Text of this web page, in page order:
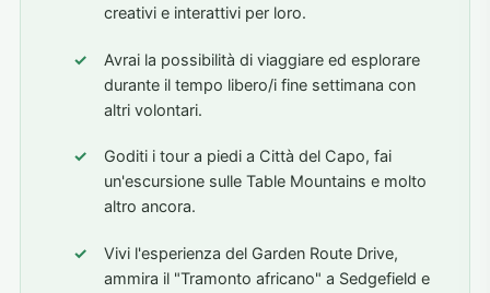
creativi e interattivi per loro.
Avrai la possibilità di viaggiare ed esplorare
durante il tempo libero/i fine settimana con
altri volontari.
Goditi i tour a piedi a Città del Capo, fai
un'escursione sulle Table Mountains e molto
altro ancora.
Vivi l'esperienza del Garden Route Drive,
ammira il "Tramonto africano" a Sedgefield e